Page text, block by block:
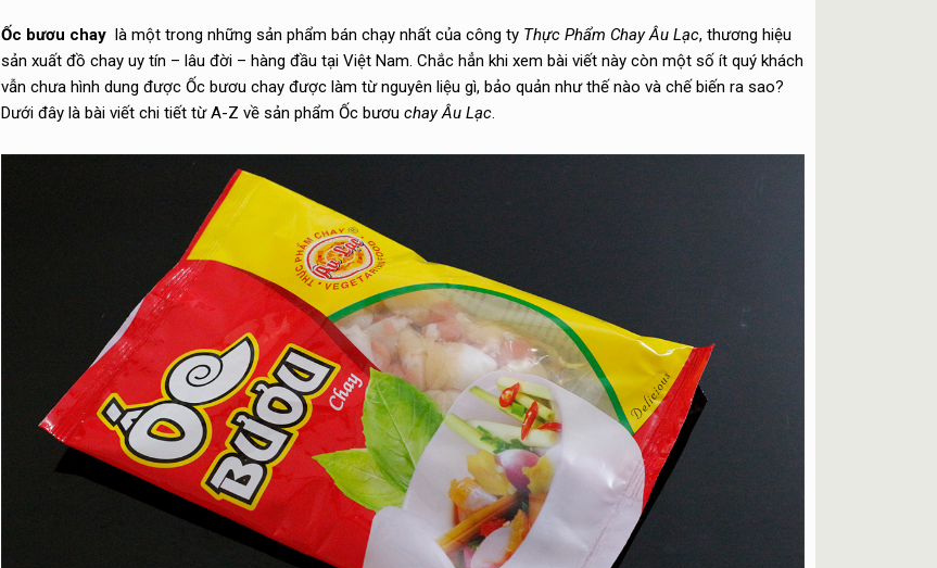
Ốc bươu chaylà một trong những sản phẩm bán chạy nhất của công ty Thực Phẩm Chay Âu Lạc, thương hiệu
sản xuất đồ chay uy tín – lâu đời – hàng đầu tại Việt Nam. Chắc hẳn khi xem bài viết này còn một số ít quý khách
vẫn chưa hình dung được Ốc bươu chay được làm từ nguyên liệu gì, bảo quản như thế nào và chế biến ra sao?
Dưới đây là bài viết chi tiết từ A-Z về sản phẩm Ốc bươu chay Âu Lạc.